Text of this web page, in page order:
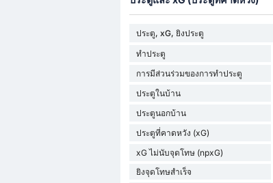
ประตู, xG, ยิงประตู
ทำประตู
การมีส่วนร่วมของการทำประตู
ประตูในบ้าน
ประตูนอกบ้าน
ประตูที่คาดหวัง (xG)
xG ไม่นับจุดโทษ (npxG)
ยิงจุดโทษสำเร็จ